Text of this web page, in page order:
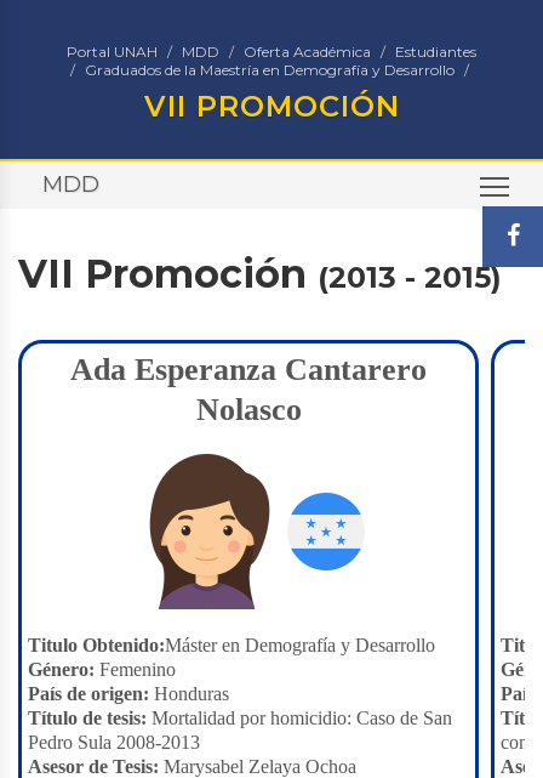
Portal UNAH MDD Oferta Académica
Estudiantes
Graduados de la Maestría en Demografía y Desarrollo
VII PROMOCIÓN
MDD
VII Promoción (2013 - 2015)
Ada Esperanza Cantarero
Nolasco
Titulo Obtenido:Máster en Demografía y Desarrollo
Género: Femenino
País de origen: Honduras
Título de tesis: Mortalidad por homicidio: Caso de San
Pedro Sula 2008-2013
Asesor de Tesis: Marysabel Zelaya Ochoa
País